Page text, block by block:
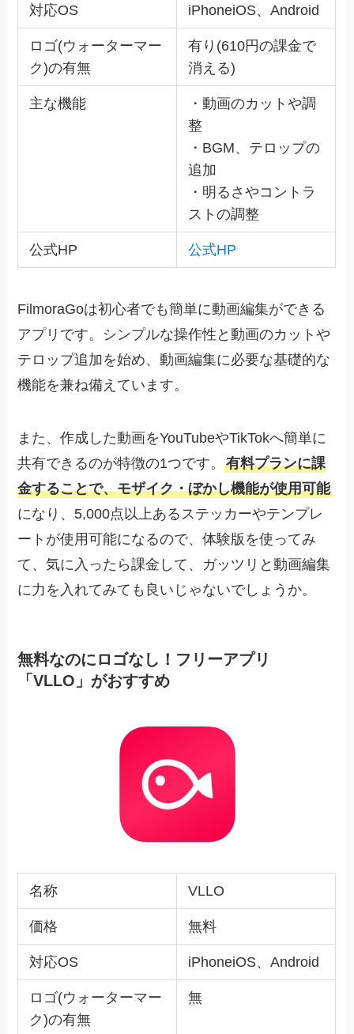
対応OS iPhoneiOS、Android
ロゴ(ウォーターマー
ク)の有無
有り(610円の課金で
消える)
主な機能
・動画のカットや調
整
・BGM、テロップの
追加
・明るさやコントラ
ストの調整
公式HP 公式HP
FilmoraGoは初心者でも簡単に動画編集ができる
アプリです。シンプルな操作性と動画のカットや
テロップ追加を始め、動画編集に必要な基礎的な
機能を兼ね備えています。
また、作成した動画をYouTubeやTikTokへ簡単に
共有できるのが特徴の1つです。有料プランに課
金することで、モザイク・ぼかし機能が使用可能
になり、5,000点以上あるステッカーやテンプレ
ートが使用可能になるので、体験版を使ってみ
て、気に入ったら課金して、ガッツリと動画編集
に力を入れてみても良いじゃないでしょうか。
無料なのにロゴなし！フリーアプリ
「VLLO」がおすすめ
名称 VLLO
価格 無料
対応OS iPhoneiOS、Android
ロゴ(ウォーターマー
ク)の有無
無